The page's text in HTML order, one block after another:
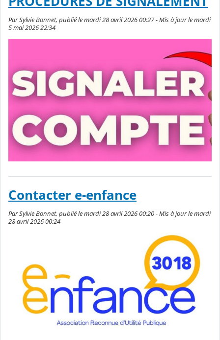
Par Sylvie Bonnet, publié le mardi 28 avril 2026 00:27 - Mis à jour le mardi
5 mai 2026 22:34
Contacter e-enfance
Par Sylvie Bonnet, publié le mardi 28 avril 2026 00:20 - Mis à jour le mardi
28 avril 2026 00:24